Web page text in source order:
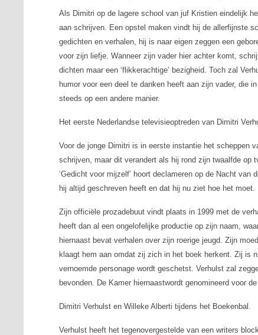
Als Dimitri op de lagere school van juf Kristien eindelijk
aan schrijven. Een opstel maken vindt hij de allerfijnste
gedichten en verhalen, hij is naar eigen zeggen een
voor zijn liefje. Wanneer zijn vader hier achter komt,
dichten maar een ‘flikkerachtige’ bezigheid. Toch zal
humor voor een deel te danken heeft aan zijn vader, die
steeds op een andere manier.
Het eerste Nederlandse televisieoptreden van Dimitri
Voor de jonge Dimitri is in eerste instantie het scheppen
schrijven, maar dit verandert als hij rond zijn twaalfde op
‘Gedicht voor mijzelf’ hoort declameren op de Nacht
hij altijd geschreven heeft en dat hij nu ziet hoe het moet.
Zijn officiële prozadebuut vindt plaats in 1999 met de
heeft dan al een ongelofelijke productie op zijn naam,
hiernaast bevat verhalen over zijn roerige jeugd. Zijn
klaagt hem aan omdat zij zich in het boek herkent. Zij is
vernoemde personage wordt geschetst. Verhulst zal
bevonden. De Kamer hiernaastwordt genomineerd voor
Dimitri Verhulst en Willeke Alberti tijdens het Boekenbal.
Verhulst heeft het tegenovergestelde van een writers